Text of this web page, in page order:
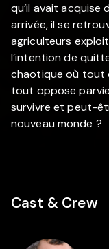
qu’il avait acquise
arrivée, il se
agriculteurs
l’intention de
chaotique où tout
tout oppose
survivre et peut-
nouveau monde ?
Cast & Crew